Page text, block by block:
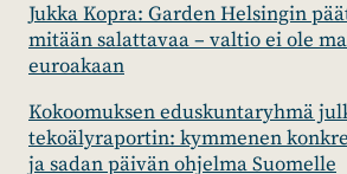
Jukka Kopra: Garden Helsingin
mitään salattavaa – valtio ei ole
euroakaan
Kokoomuksen eduskuntaryhmä
tekoälyraportin: kymmenen
ja sadan päivän ohjelma Suomelle